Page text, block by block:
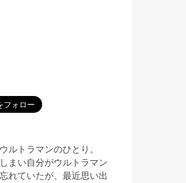
ルトラマンのひとり。
まい自分がウルトラマン
れていたが、最近思い出